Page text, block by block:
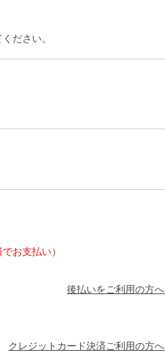
ださい。
お支払い）
後払いをご利用の方へ
クレジットカード決済ご利用の方へ